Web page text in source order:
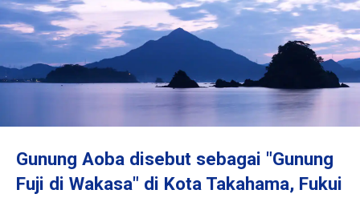
Destinasi Wisata
Informasi Perjalanan
Gunung Aoba disebut sebagai "Gunung
Fuji di Wakasa" di Kota Takahama, Fukui